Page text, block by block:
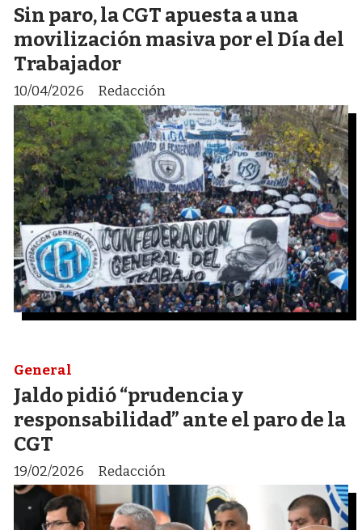
Sin paro, la CGT apuesta a una
movilización masiva por el Día del
Trabajador
Redacción
10/04/2026
Jaldo pidió “prudencia y
responsabilidad” ante el paro de la
CGT
Redacción
General
19/02/2026